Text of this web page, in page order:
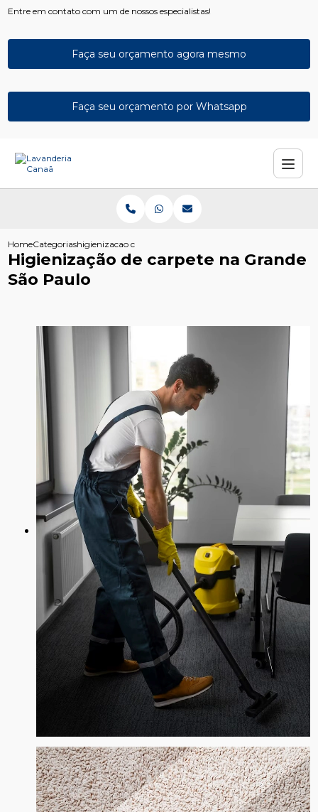
Entre em contato com um de nossos especialistas!
Faça seu orçamento agora mesmo
Faça seu orçamento por Whatsapp
HomeCategoriashigienizacao carpete grande sao paulo
Higienização de carpete na Grande
São Paulo